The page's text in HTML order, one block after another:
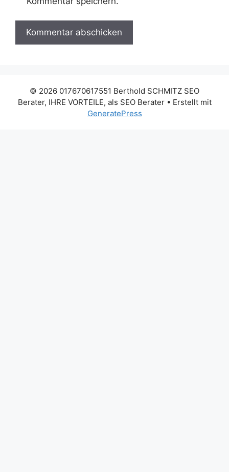
© 2026 017670617551 Berthold SCHMITZ SEO
Berater, IHRE VORTEILE, als SEO Berater• Erstellt mit
GeneratePress